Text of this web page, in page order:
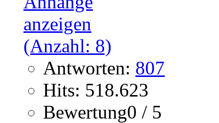
Antworten: 807
Hits: 518.623
Bewertung0 / 5